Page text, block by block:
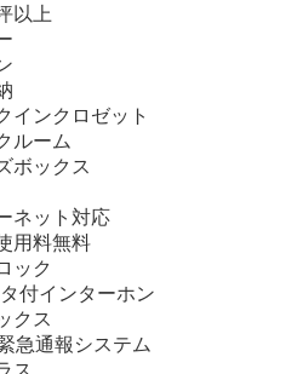
以上
インクロゼット
ルーム
ボックス
ネット対応
用料無料
ック
付インターホン
クス
急通報システム
ス